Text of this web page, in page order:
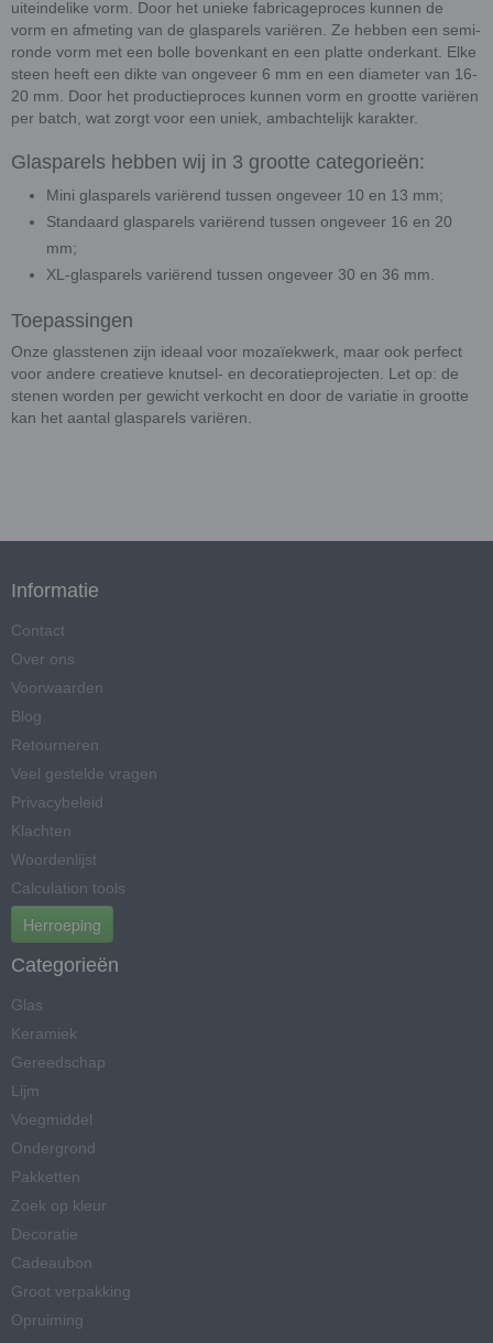
uiteindelike vorm. Door het unieke fabricageproces kunnen de
vorm en afmeting van de glasparels variëren. Ze hebben een semi-
ronde vorm met een bolle bovenkant en een platte onderkant. Elke
steen heeft een dikte van ongeveer 6 mm en een diameter van 16-
20 mm. Door het productieproces kunnen vorm en grootte variëren
per batch, wat zorgt voor een uniek, ambachtelijk karakter.
Glasparels hebben wij in 3 grootte categorieën:
Mini glasparels variërend tussen ongeveer 10 en 13 mm;
Standaard glasparels variërend tussen ongeveer 16 en 20
mm;
XL-glasparels variërend tussen ongeveer 30 en 36 mm.
Toepassingen
Onze glasstenen zijn ideaal voor mozaïekwerk, maar ook perfect
voor andere creatieve knutsel- en decoratieprojecten. Let op: de
stenen worden per gewicht verkocht en door de variatie in grootte
kan het aantal glasparels variëren.
Informatie
Contact
Over ons
Voorwaarden
Blog
Retourneren
Veel gestelde vragen
Privacybeleid
Klachten
Woordenlijst
Calculation tools
Herroeping
Categorieën
Glas
Keramiek
Gereedschap
Lijm
Voegmiddel
Ondergrond
Pakketten
Zoek op kleur
Decoratie
Cadeaubon
Groot verpakking
Opruiming